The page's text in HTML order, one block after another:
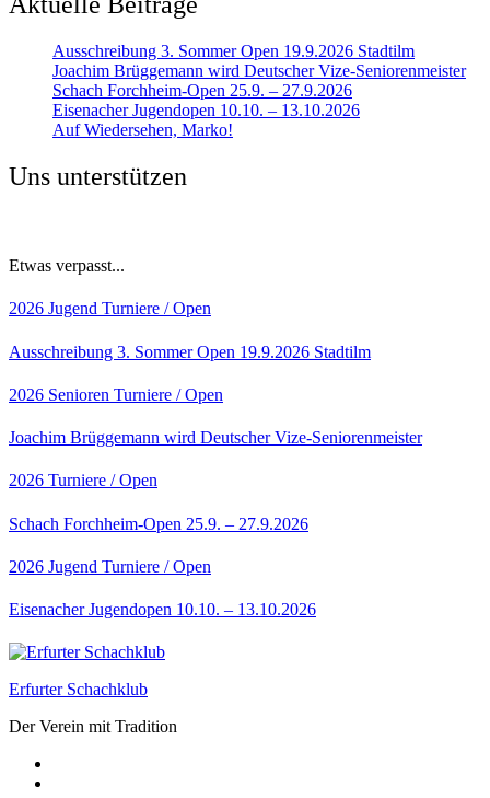
Ausschreibung 3. Sommer Open 19.9.2026 Stadtilm
Joachim Brüggemann wird Deutscher Vize-Seniorenmeister
Schach Forchheim-Open 25.9. – 27.9.2026
Eisenacher Jugendopen 10.10. – 13.10.2026
Auf Wiedersehen, Marko!
Uns unterstützen
Etwas verpasst...
2026 Jugend Turniere / Open
Ausschreibung 3. Sommer Open 19.9.2026 Stadtilm
2026 Senioren Turniere / Open
Joachim Brüggemann wird Deutscher Vize-Seniorenmeister
2026 Turniere / Open
Schach Forchheim-Open 25.9. – 27.9.2026
2026 Jugend Turniere / Open
Eisenacher Jugendopen 10.10. – 13.10.2026
Erfurter Schachklub
Der Verein mit Tradition